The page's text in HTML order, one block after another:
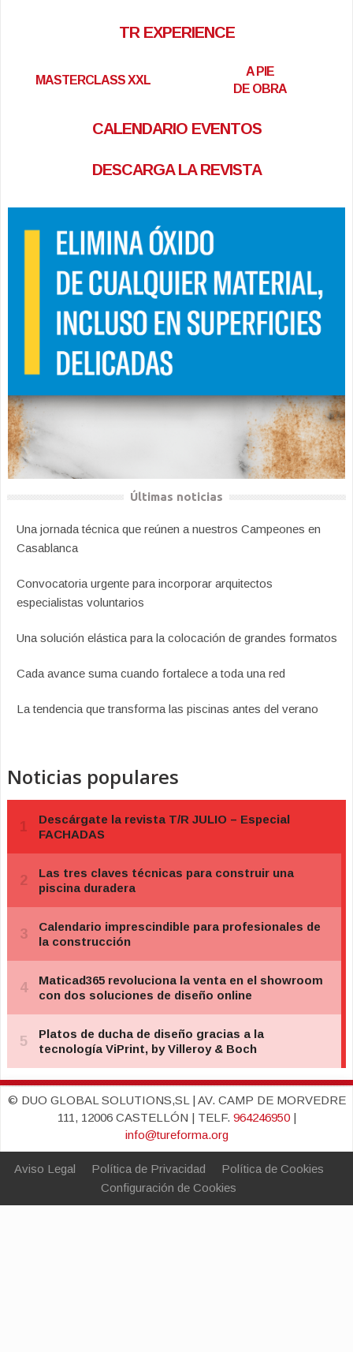
TR EXPERIENCE
MASTERCLASS XXL
A PIE
DE OBRA
CALENDARIO EVENTOS
DESCARGA LA REVISTA
Últimas noticias
Una jornada técnica que reúnen a nuestros Campeones en
Casablanca
Convocatoria urgente para incorporar arquitectos
especialistas voluntarios
Una solución elástica para la colocación de grandes formatos
Cada avance suma cuando fortalece a toda una red
La tendencia que transforma las piscinas antes del verano
Noticias populares
© DUO GLOBAL SOLUTIONS,SL | AV. CAMP DE MORVEDRE
111, 12006 CASTELLÓN | TELF. 964246950|
info@tureforma.org
Aviso Legal Política de Privacidad
Política de Cookies
Configuración de Cookies